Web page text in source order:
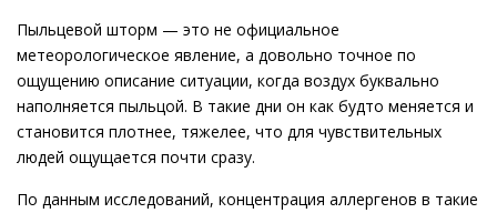
Пыльцевой шторм — это не официальное
метеорологическое явление, а довольно точное по
ощущению описание ситуации, когда воздух буквально
наполняется пыльцой. В такие дни он как будто меняется и
становится плотнее, тяжелее, что для чувствительных
людей ощущается почти сразу.
По данным исследований, концентрация аллергенов в такие